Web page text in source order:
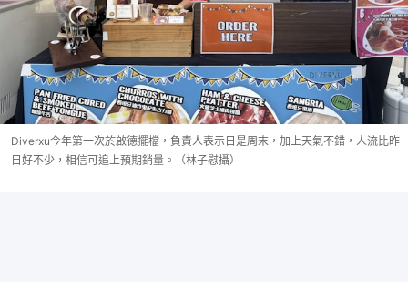
Diverxu今年第一次於啟德擺檔，負責人表示日是周末，加上天氣不錯，人流比昨
日好不少，相信可追上預期銷量。（林子慰攝）